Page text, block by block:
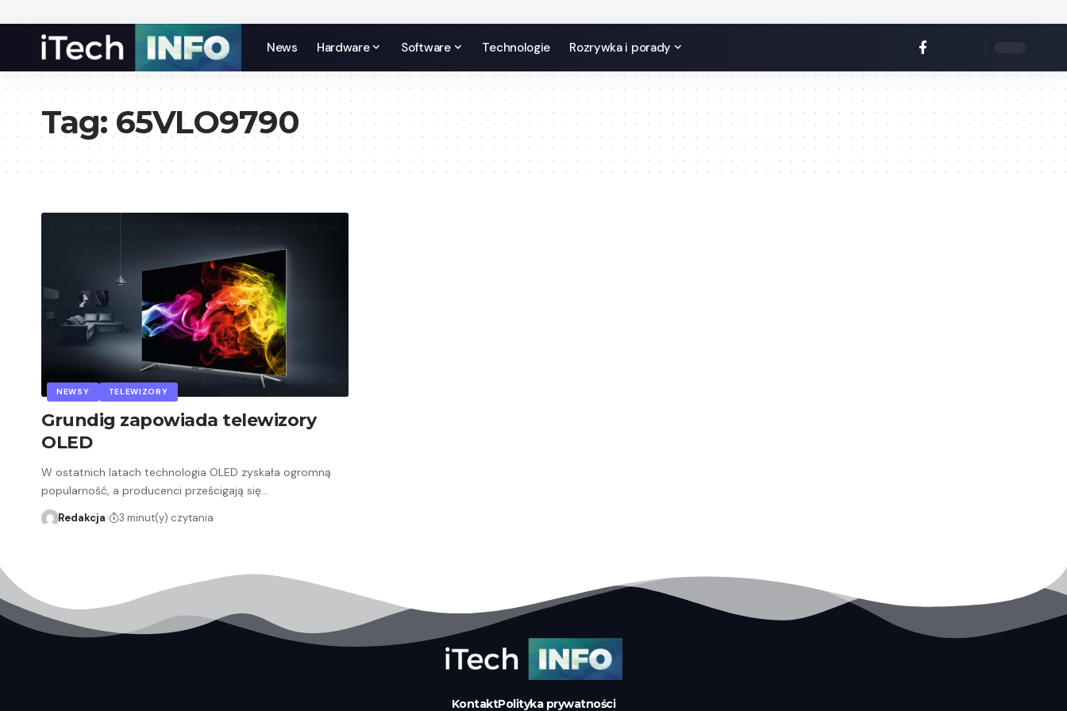
News Hardware Software Technologie Rozrywka i porady
Tag:65VLO9790
NEWSY TELEWIZORY
Grundig zapowiada telewizory
OLED
W ostatnich latach technologia OLED zyskała ogromną
popularność, a producenci prześcigają się…
Redakcja 3 minut(y) czytania
KontaktPolityka prywatności